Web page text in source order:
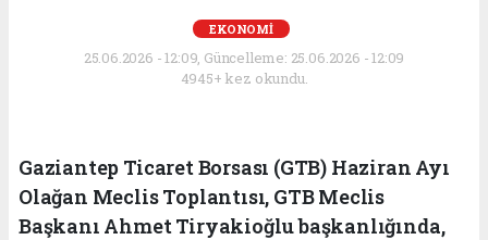
EKONOMİ
25.06.2026 - 12:09, Güncelleme: 25.06.2026 - 12:09
4945+ kez okundu.
Gaziantep Ticaret Borsası (GTB) Haziran Ayı
Olağan Meclis Toplantısı, GTB Meclis
Başkanı Ahmet Tiryakioğlu başkanlığında,